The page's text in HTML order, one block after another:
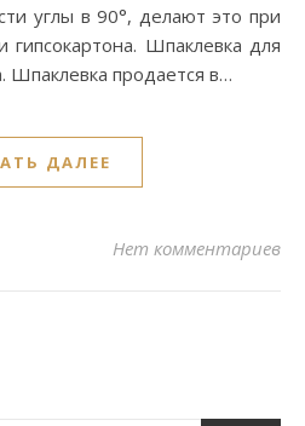
углы в 90°, делают это при
Шпаклевка для
Шпаклевка продается в…
ДАЛЕЕ
Нет комментариев